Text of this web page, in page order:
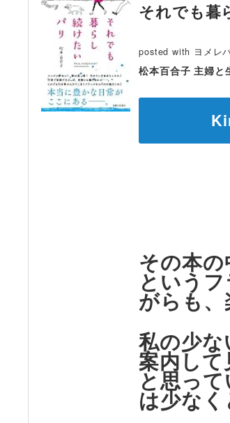
それでも暮
posted with ヨメレ
松本百合子 主婦
その本
という
がらも
私の少
案内し
と思っ
は少なく